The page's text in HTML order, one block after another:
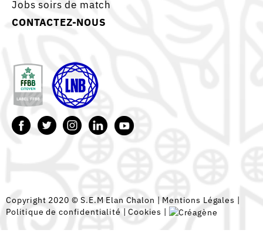
Jobs soirs de match
CONTACTEZ-NOUS
Copyright 2020 © S.E.M Elan Chalon | Mentions Légales |
Politique de confidentialité |Cookies |